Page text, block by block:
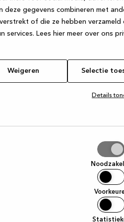
deze gegevens combineren met
of die ze hebben verzameld
services. Lees hier meer over ons
Weigeren Selectie
Details
has occurred while